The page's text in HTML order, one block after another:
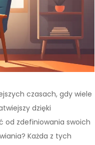
czasach, gdy wiele
dzięki
od zdefiniowania swoich
Każda z tych